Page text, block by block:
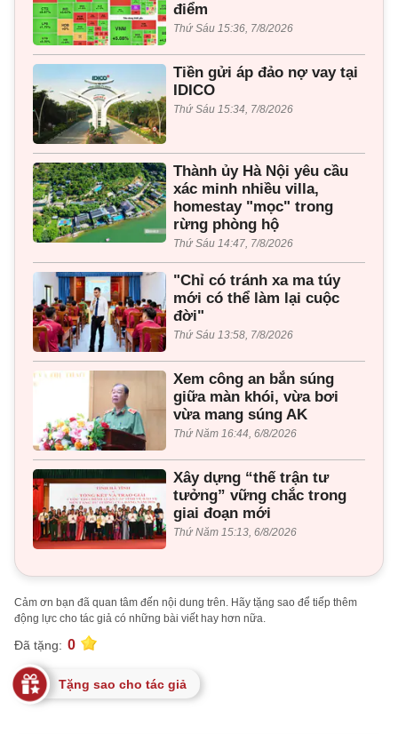
điểm
Thứ Sáu 15:36, 7/8/2026
Tiền gửi áp đảo nợ vay tại
IDICO
Thứ Sáu 15:34, 7/8/2026
Thành ủy Hà Nội yêu cầu
xác minh nhiều villa,
homestay "mọc" trong
rừng phòng hộ
Thứ Sáu 14:47, 7/8/2026
"Chỉ có tránh xa ma túy
mới có thể làm lại cuộc
đời"
Thứ Sáu 13:58, 7/8/2026
Xem công an bắn súng
giữa màn khói, vừa bơi
vừa mang súng AK
Thứ Năm 16:44, 6/8/2026
Xây dựng “thế trận tư
tưởng” vững chắc trong
giai đoạn mới
Thứ Năm 15:13, 6/8/2026
Cảm ơn bạn đã quan tâm đến nội dung trên. Hãy tặng sao để tiếp thêm
động lực cho tác giả có những bài viết hay hơn nữa.
Đã tặng: 0
Tặng sao cho tác giả